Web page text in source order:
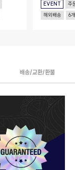
EVENT
주
해외배송
6
배송/교환/환불